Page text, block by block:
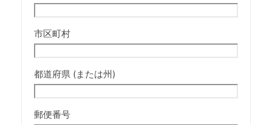
市区町村
都道府県 (または州)
郵便番号